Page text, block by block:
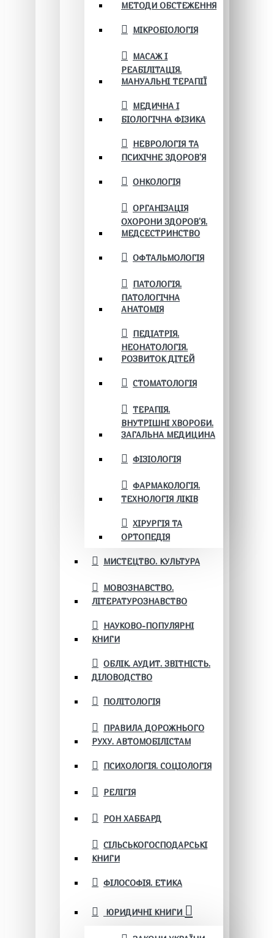
МЕТОДИ ОБСТЕЖЕННЯ
МІКРОБІОЛОГІЯ
МАСАЖ І
РЕАБІЛІТАЦІЯ.
МАНУАЛЬНІ ТЕРАПІЇ
МЕДИЧНА І
БІОЛОГІЧНА ФІЗИКА
НЕВРОЛОГІЯ ТА
ПСИХІЧНЕ ЗДОРОВ’Я
ОНКОЛОГІЯ
ОРГАНІЗАЦІЯ
ОХОРОНИ ЗДОРОВ'Я.
МЕДСЕСТРИНСТВО
ОФТАЛЬМОЛОГІЯ
ПАТОЛОГІЯ.
ПАТОЛОГІЧНА
АНАТОМІЯ
ПЕДІАТРІЯ.
НЕОНАТОЛОГІЯ.
РОЗВИТОК ДІТЕЙ
СТОМАТОЛОГІЯ
ТЕРАПІЯ.
ВНУТРІШНІ ХВОРОБИ.
ЗАГАЛЬНА МЕДИЦИНА
ФІЗІОЛОГІЯ
ФАРМАКОЛОГІЯ.
ТЕХНОЛОГІЯ ЛІКІВ
ХІРУРГІЯ ТА
ОРТОПЕДІЯ
МИСТЕЦТВО. КУЛЬТУРА
МОВОЗНАВСТВО.
ЛІТЕРАТУРОЗНАВСТВО
НАУКОВО-ПОПУЛЯРНІ
КНИГИ
ОБЛІК. АУДИТ. ЗВІТНІСТЬ.
ДІЛОВОДСТВО
ПОЛІТОЛОГІЯ
ПРАВИЛА ДОРОЖНЬОГО
РУХУ. АВТОМОБІЛІСТАМ
ПСИХОЛОГІЯ. СОЦІОЛОГІЯ
РЕЛІГІЯ
РОН ХАББАРД
СІЛЬСЬКОГОСПОДАРСЬКІ
КНИГИ
ФІЛОСОФІЯ. ЕТИКА
ЮРИДИЧНІ КНИГИ